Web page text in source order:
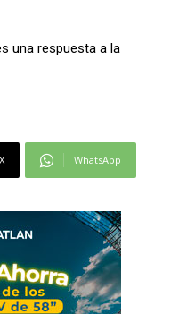
una respuesta a la
X WhatsApp